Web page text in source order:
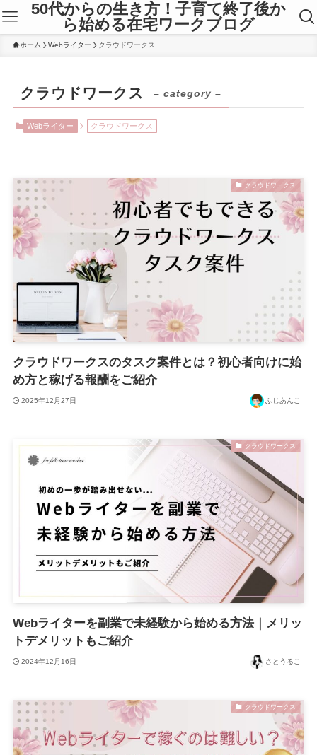
50代からの生き方！子育て終了後か
ら始める在宅ワークブログ
ホーム Webライター クラウドワークス
クラウドワークス – category –
Webライター クラウドワークス
クラウドワークス
クラウドワークスのタスク案件とは？初心者向けに始
め方と稼げる報酬をご紹介
2025年12月27日 ふじあんこ
クラウドワークス
Webライターを副業で未経験から始める方法｜メリッ
トデメリットもご紹介
2024年12月16日 さとうるこ
クラウドワークス